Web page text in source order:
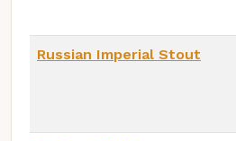
Russian Imperial Stout